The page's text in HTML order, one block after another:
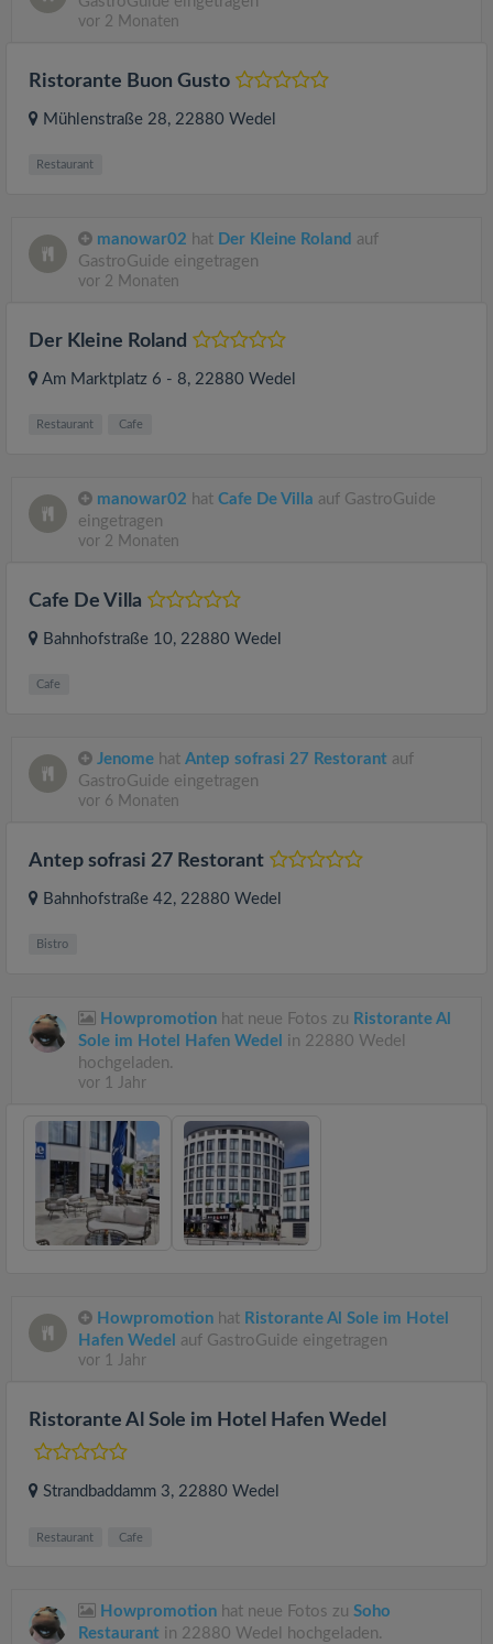
vor 2 Monaten
Ristorante Buon Gusto
Mühlenstraße 28, 22880 Wedel
Restaurant
manowar02 hat Der Kleine Roland auf
GastroGuide eingetragen
vor 2 Monaten
Der Kleine Roland
Am Marktplatz 6 - 8, 22880 Wedel
Restaurant Cafe
manowar02 hat Cafe De Villa auf GastroGuide
eingetragen
vor 2 Monaten
Cafe De Villa
Bahnhofstraße 10, 22880 Wedel
Cafe
Jenome hat Antep sofrasi 27 Restorant auf
GastroGuide eingetragen
vor 6 Monaten
Antep sofrasi 27 Restorant
Bahnhofstraße 42, 22880 Wedel
Bistro
Howpromotion hat neue Fotos zu Ristorante Al
Sole im Hotel Hafen Wedel in 22880 Wedel
hochgeladen.
vor 1 Jahr
Howpromotion hat Ristorante Al Sole im Hotel
Hafen Wedel auf GastroGuide eingetragen
vor 1 Jahr
Ristorante Al Sole im Hotel Hafen Wedel
Strandbaddamm 3, 22880 Wedel
Restaurant Cafe
Howpromotion hat neue Fotos zu Soho
Restaurant in 22880 Wedel hochgeladen.